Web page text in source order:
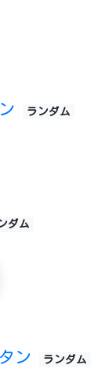
ランダム
ダム
ン ランダム